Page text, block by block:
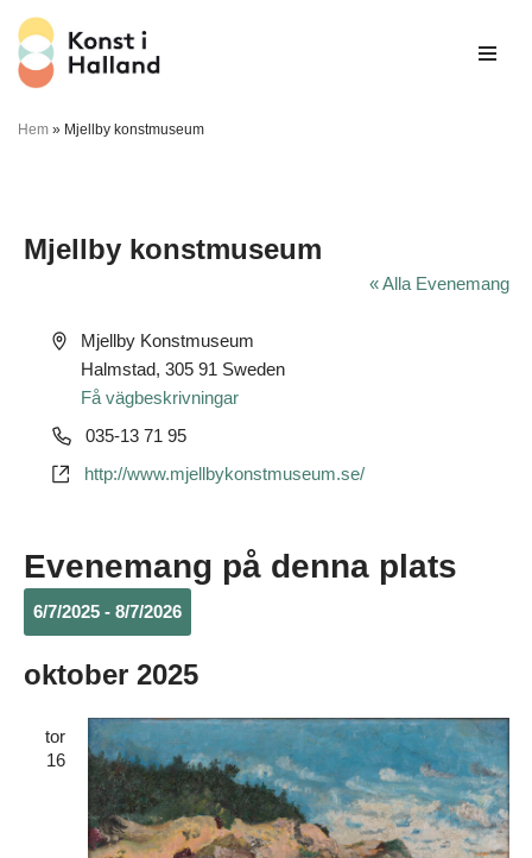
Hoppa
till
innehåll
Hem » Mjellby konstmuseum
Mjellby konstmuseum
« Alla Evenemang
AdressMjellby Konstmuseum
Halmstad, 305 91 Sweden
Få vägbeskrivningar
Telefonnummer
035-13 71 95
Websitehttp://www.mjellbykonstmuseum.se/
Evenemang på denna plats
6/7/2025 - 8/7/2026
datum.
oktober 2025
tor
16